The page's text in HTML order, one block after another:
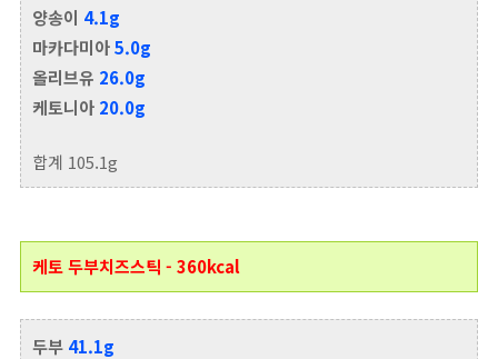
양송이 4.1g
마카다미아5.0g
올리브유 26.0g
케토니아 20.0g
합계 105.1g
케토 두부치즈스틱 - 360kcal
두부 41.1g